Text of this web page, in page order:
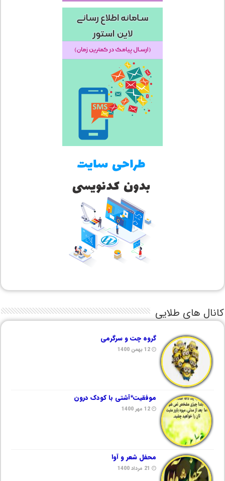
کانال های طلایی
گروه چت و سرگرمی
12 بهمن 1400
موفقیت*آشتی با کودک درون
12 مهر 1400
محفل شعر و آوا
21 مرداد 1400